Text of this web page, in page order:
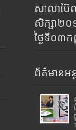
សាលាប៊ែ
សិក្សា២
ថ្ងៃទី០៣
ព័ត៌មានអន្